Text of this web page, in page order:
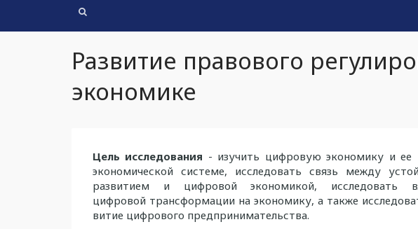
Развитие правового
экономике
Цель исследования - изучить цифровую экономику и ее
экономической системе, исследовать связь между
развитием и цифровой экономикой, исследовать
цифровой трансформации на экономику, а также
витие цифрового предпринимательства.